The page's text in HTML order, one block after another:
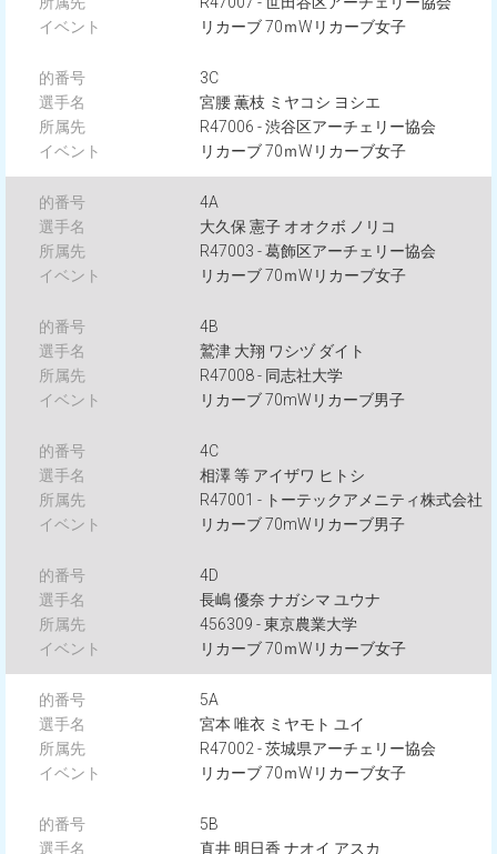
リカーブ 70ｍWリカーブ女子
3C
宮腰 薫枝 ミヤコシ ヨシエ
R47006 - 渋谷区アーチェリー協会
リカーブ 70ｍWリカーブ女子
4A
大久保 憲子 オオクボ ノリコ
R47003 - 葛飾区アーチェリー協会
リカーブ 70ｍWリカーブ女子
4B
鷲津 大翔 ワシヅ ダイト
R47008 - 同志社大学
リカーブ 70mWリカーブ男子
4C
相澤 等 アイザワ ヒトシ
R47001 - トーテックアメニティ株式会社
リカーブ 70mWリカーブ男子
4D
長嶋 優奈 ナガシマ ユウナ
456309 - 東京農業大学
リカーブ 70ｍWリカーブ女子
5A
宮本 唯衣 ミヤモト ユイ
R47002 - 茨城県アーチェリー協会
リカーブ 70ｍWリカーブ女子
5B
直井 明日香 ナオイ アスカ